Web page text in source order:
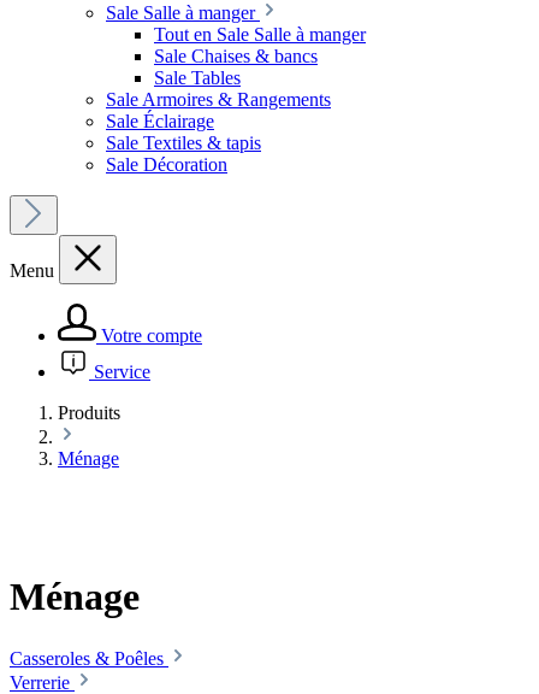
Sale Salle à manger
Tout en Sale Salle à manger
Sale Chaises & bancs
Sale Tables
Sale Armoires & Rangements
Sale Éclairage
Sale Textiles & tapis
Sale Décoration
Menu
Votre compte
Service
Produits
Ménage
Ménage
Casseroles & Poêles
Verrerie